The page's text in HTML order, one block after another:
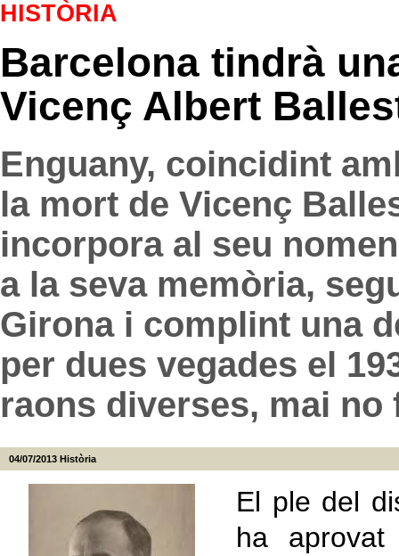
HISTÒRIA
Barcelona tindrà
Vicenç Albert
Enguany, coincidint
la mort de Vicenç
incorpora al seu
a la seva memòria,
Girona i complint una
per dues vegades el
raons diverses, mai
04/07/2013 Història
El ple del
ha